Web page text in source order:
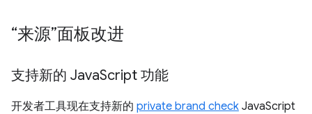
“来源”面板改进
支持新的 JavaScript 功能
开发者工具现在支持新的 private brand check JavaScript